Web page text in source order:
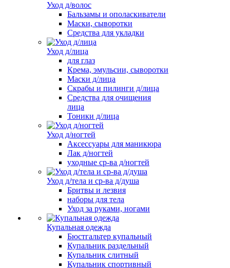
Уход д/волос
Бальзамы и ополаскиватели
Маски, сыворотки
Средства для укладки
Уход д/лица
для глаз
Крема, эмульсии, сыворотки
Маски д/лица
Скрабы и пилинги д/лица
Средства для очищения
лица
Тоники д/лица
Уход д/ногтей
Аксессуары для маникюра
Лак д/ногтей
уходные ср-ва д/ногтей
Уход д/тела и ср-ва д/душа
Бритвы и лезвия
наборы для тела
Уход за руками, ногами
Купальная одежда
Бюстгальтер купальный
Купальник раздельный
Купальник слитный
Купальник спортивный